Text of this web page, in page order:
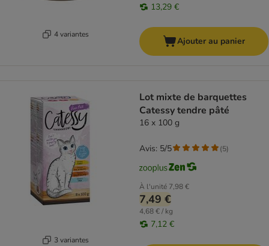
4 variantes
13,29 €
Ajouter au panier
3 variantes
Lot mixte de barquettes
Catessy tendre pâté
16 x 100 g
À l'unité 7,98 €
7,49 €
4,68 € / kg
7,12 €
Avis: 5/5 (5)